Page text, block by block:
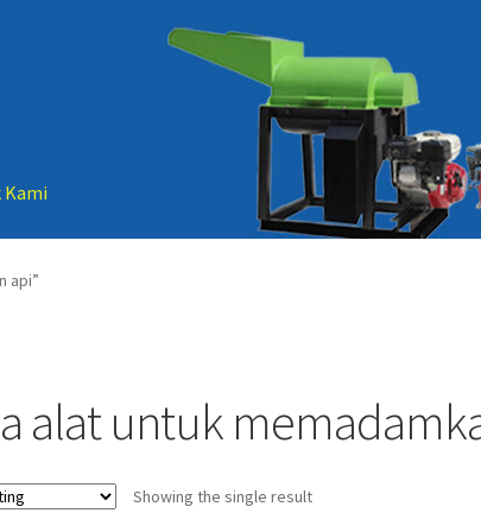
Sample Page
api”
alat untuk
Showing the single result